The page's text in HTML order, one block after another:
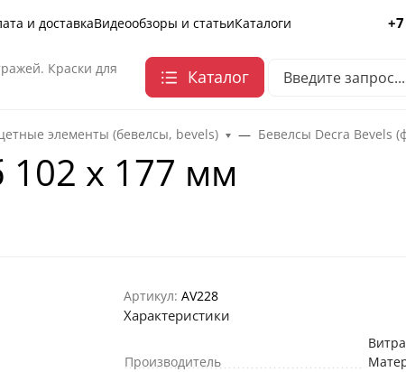
и доставкаВидеообзоры и статьиКаталоги
Краски для
Каталог
элементы (бевелсы, bevels) Бевелсы Decra Bevels
102 х 177 мм
Артикул: AV228
Характеристики
Производитель